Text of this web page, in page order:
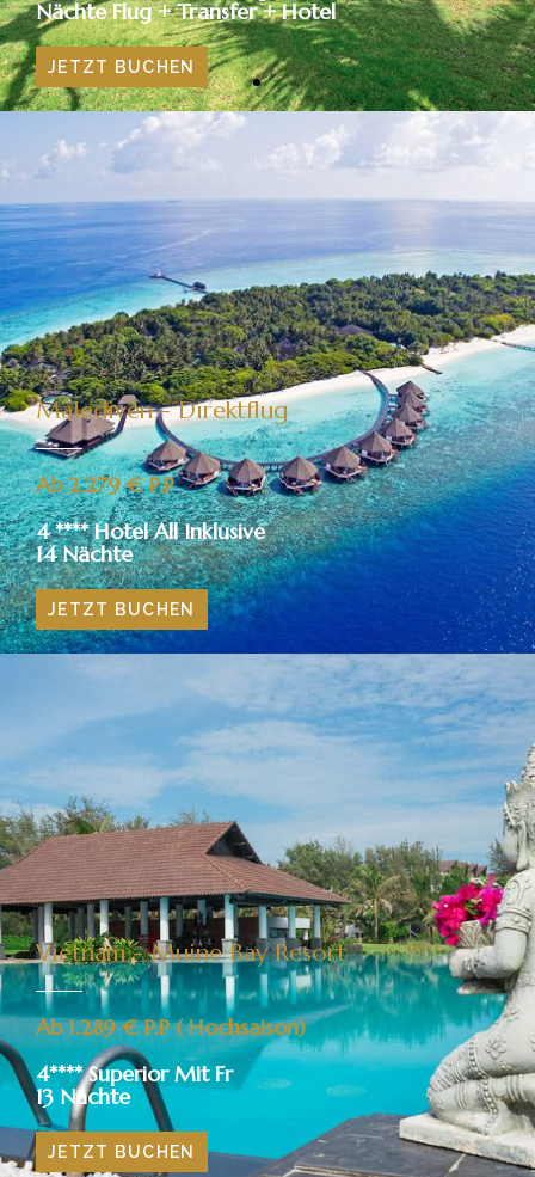
Nächte Flug + Transfer + Hotel
JETZT BUCHEN
Malediven - Direktflug
Ab 2.279 € P.P
4 **** Hotel All Inklusive
14 Nächte
JETZT BUCHEN
Vietnam - Muine Bay Resort​
Ab 1.289 € P.P ( Hochsaison)
4**** Superior Mit Fr
13 Nächte
JETZT BUCHEN